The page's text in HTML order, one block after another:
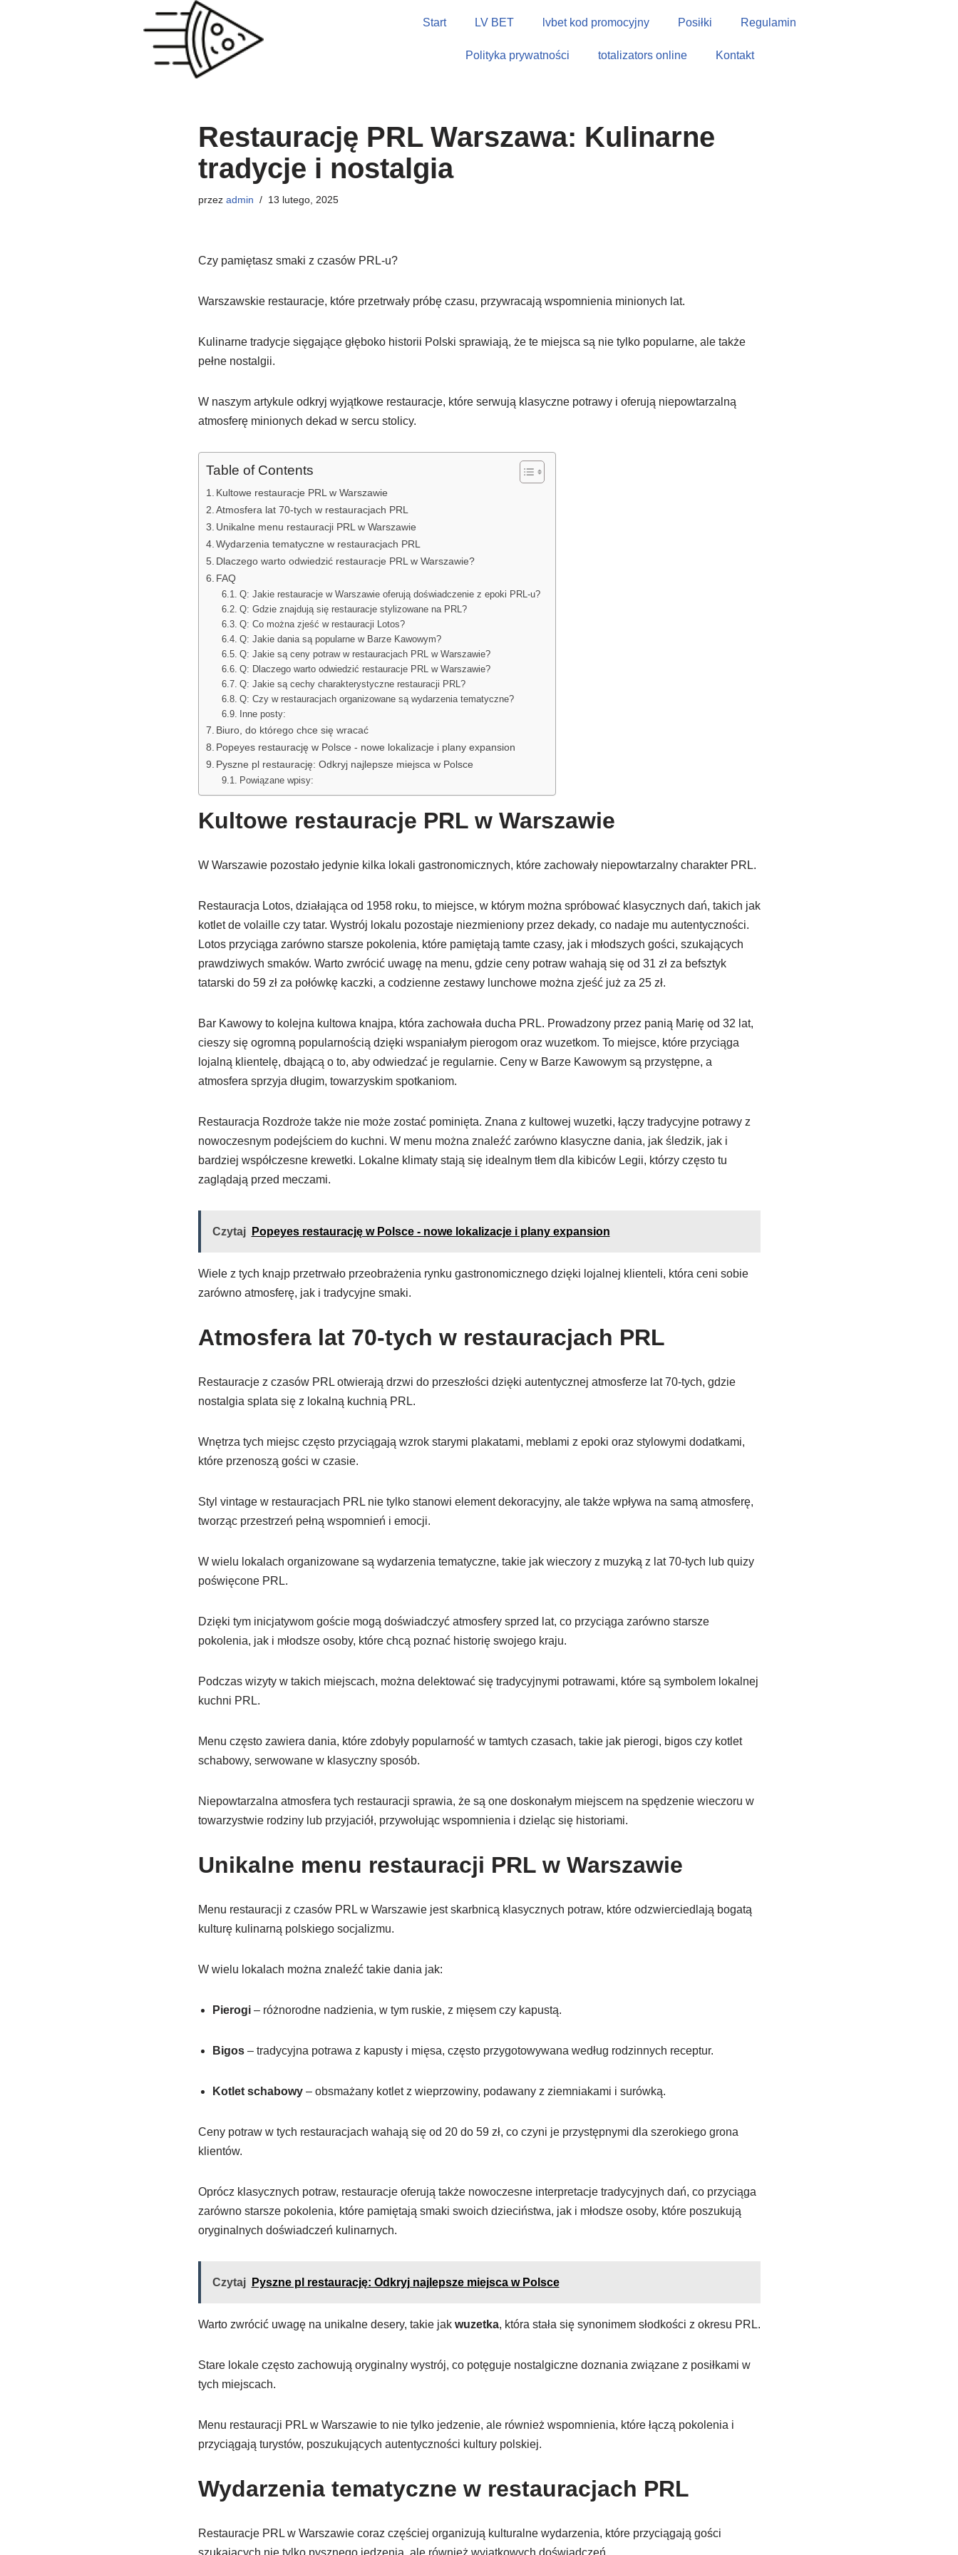
Start LV BET lvbet kod promocyjny Posiłki Regulamin
Polityka prywatności totalizators online Kontakt
Restaurację PRL Warszawa: Kulinarne
tradycje i nostalgia
przez admin 13 lutego, 2025
Czy pamiętasz smaki z czasów PRL-u?
Warszawskie restauracje, które przetrwały próbę czasu, przywracają wspomnienia minionych lat.
Kulinarne tradycje sięgające głęboko historii Polski sprawiają, że te miejsca są nie tylko popularne, ale także
pełne nostalgii.
W naszym artykule odkryj wyjątkowe restauracje, które serwują klasyczne potrawy i oferują niepowtarzalną
atmosferę minionych dekad w sercu stolicy.
Table of Contents
Kultowe restauracje PRL w Warszawie
Atmosfera lat 70-tych w restauracjach PRL
Unikalne menu restauracji PRL w Warszawie
Wydarzenia tematyczne w restauracjach PRL
Dlaczego warto odwiedzić restauracje PRL w Warszawie?
FAQ
Q: Jakie restauracje w Warszawie oferują doświadczenie z epoki PRL-u?
Q: Gdzie znajdują się restauracje stylizowane na PRL?
Q: Co można zjeść w restauracji Lotos?
Q: Jakie dania są popularne w Barze Kawowym?
Q: Jakie są ceny potraw w restauracjach PRL w Warszawie?
Q: Dlaczego warto odwiedzić restauracje PRL w Warszawie?
Q: Jakie są cechy charakterystyczne restauracji PRL?
Q: Czy w restauracjach organizowane są wydarzenia tematyczne?
Inne posty:
Biuro, do którego chce się wracać
Popeyes restaurację w Polsce - nowe lokalizacje i plany expansion
Pyszne pl restaurację: Odkryj najlepsze miejsca w Polsce
Powiązane wpisy:
Kultowe restauracje PRL w Warszawie
W Warszawie pozostało jedynie kilka lokali gastronomicznych, które zachowały niepowtarzalny charakter PRL.
Restauracja Lotos, działająca od 1958 roku, to miejsce, w którym można spróbować klasycznych dań, takich jak
kotlet de volaille czy tatar. Wystrój lokalu pozostaje niezmieniony przez dekady, co nadaje mu autentyczności.
Lotos przyciąga zarówno starsze pokolenia, które pamiętają tamte czasy, jak i młodszych gości, szukających
prawdziwych smaków. Warto zwrócić uwagę na menu, gdzie ceny potraw wahają się od 31 zł za befsztyk
tatarski do 59 zł za połówkę kaczki, a codzienne zestawy lunchowe można zjeść już za 25 zł.
Bar Kawowy to kolejna kultowa knajpa, która zachowała ducha PRL. Prowadzony przez panią Marię od 32 lat,
cieszy się ogromną popularnością dzięki wspaniałym pierogom oraz wuzetkom. To miejsce, które przyciąga
lojalną klientelę, dbającą o to, aby odwiedzać je regularnie. Ceny w Barze Kawowym są przystępne, a
atmosfera sprzyja długim, towarzyskim spotkaniom.
Restauracja Rozdroże także nie może zostać pominięta. Znana z kultowej wuzetki, łączy tradycyjne potrawy z
nowoczesnym podejściem do kuchni. W menu można znaleźć zarówno klasyczne dania, jak śledzik, jak i
bardziej współczesne krewetki. Lokalne klimaty stają się idealnym tłem dla kibiców Legii, którzy często tu
zaglądają przed meczami.
Czytaj Popeyes restaurację w Polsce - nowe lokalizacje i plany expansion
Wiele z tych knajp przetrwało przeobrażenia rynku gastronomicznego dzięki lojalnej klienteli, która ceni sobie
zarówno atmosferę, jak i tradycyjne smaki.
Atmosfera lat 70-tych w restauracjach PRL
Restauracje z czasów PRL otwierają drzwi do przeszłości dzięki autentycznej atmosferze lat 70-tych, gdzie
nostalgia splata się z lokalną kuchnią PRL.
Wnętrza tych miejsc często przyciągają wzrok starymi plakatami, meblami z epoki oraz stylowymi dodatkami,
które przenoszą gości w czasie.
Styl vintage w restauracjach PRL nie tylko stanowi element dekoracyjny, ale także wpływa na samą atmosferę,
tworząc przestrzeń pełną wspomnień i emocji.
W wielu lokalach organizowane są wydarzenia tematyczne, takie jak wieczory z muzyką z lat 70-tych lub quizy
poświęcone PRL.
Dzięki tym inicjatywom goście mogą doświadczyć atmosfery sprzed lat, co przyciąga zarówno starsze
pokolenia, jak i młodsze osoby, które chcą poznać historię swojego kraju.
Podczas wizyty w takich miejscach, można delektować się tradycyjnymi potrawami, które są symbolem lokalnej
kuchni PRL.
Menu często zawiera dania, które zdobyły popularność w tamtych czasach, takie jak pierogi, bigos czy kotlet
schabowy, serwowane w klasyczny sposób.
Niepowtarzalna atmosfera tych restauracji sprawia, że są one doskonałym miejscem na spędzenie wieczoru w
towarzystwie rodziny lub przyjaciół, przywołując wspomnienia i dzieląc się historiami.
Unikalne menu restauracji PRL w Warszawie
Menu restauracji z czasów PRL w Warszawie jest skarbnicą klasycznych potraw, które odzwierciedlają bogatą
kulturę kulinarną polskiego socjalizmu.
W wielu lokalach można znaleźć takie dania jak:
Pierogi– różnorodne nadzienia, w tym ruskie, z mięsem czy kapustą.
Bigos– tradycyjna potrawa z kapusty i mięsa, często przygotowywana według rodzinnych receptur.
Kotlet schabowy– obsmażany kotlet z wieprzowiny, podawany z ziemniakami i surówką.
Ceny potraw w tych restauracjach wahają się od 20 do 59 zł, co czyni je przystępnymi dla szerokiego grona
klientów.
Oprócz klasycznych potraw, restauracje oferują także nowoczesne interpretacje tradycyjnych dań, co przyciąga
zarówno starsze pokolenia, które pamiętają smaki swoich dzieciństwa, jak i młodsze osoby, które poszukują
oryginalnych doświadczeń kulinarnych.
Czytaj Pyszne pl restaurację: Odkryj najlepsze miejsca w Polsce
Warto zwrócić uwagę na unikalne desery, takie jak wuzetka, która stała się synonimem słodkości z okresu PRL.
Stare lokale często zachowują oryginalny wystrój, co potęguje nostalgiczne doznania związane z posiłkami w
tych miejscach.
Menu restauracji PRL w Warszawie to nie tylko jedzenie, ale również wspomnienia, które łączą pokolenia i
przyciągają turystów, poszukujących autentyczności kultury polskiej.
Wydarzenia tematyczne w restauracjach PRL
Restauracje PRL w Warszawie coraz częściej organizują kulturalne wydarzenia, które przyciągają gości
szukających nie tylko pysznego jedzenia, ale również wyjątkowych doświadczeń.